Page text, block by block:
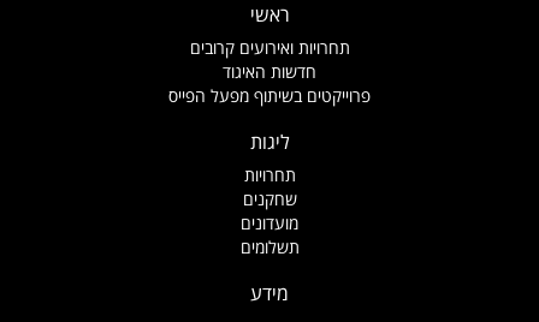
ראשי
תחרויות ואירועים קרובים
חדשות האיגוד
פרוייקטים בשיתוף מפעל הפייס
ליגות
תחרויות
שחקנים
מועדונים
תשלומים
מידע